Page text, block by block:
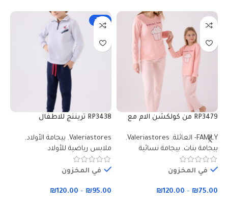
RP3479 من كولكشن الام مع
زهري -Valeriastores
FAMILY- العائلة ,
Valeriastores
,
بيجامة بنات, بيجامة نسائية
في المخزون
₪75.00
–
₪120.00
-32%
RP3438 تريننج للاطفال
رمادي -Valeriastores
Valeriastores
, بيجامة الأولاد,
ملابس رياضية للأولاد
في المخزون
₪95.00
–
₪120.00